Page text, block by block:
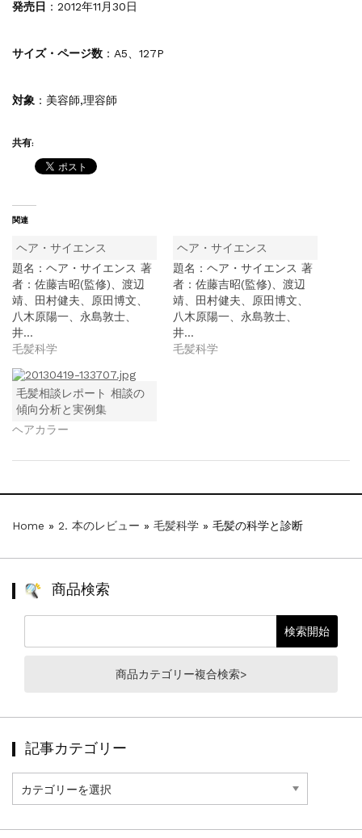
発売日 ：2012年11月30日
サイズ・ページ数：A5、127P
対象 ：美容師,理容師
共有:
関連
ヘア・サイエンス
題名：ヘア・サイエンス 著
者：佐藤吉昭(監修)、渡辺
靖、田村健夫、原田博文、
八木原陽一、永島敦士、
井…
毛髪科学
ヘア・サイエンス
題名：ヘア・サイエンス 著
者：佐藤吉昭(監修)、渡辺
靖、田村健夫、原田博文、
八木原陽一、永島敦士、
井…
毛髪科学
毛髪相談レポート 相談の
傾向分析と実例集
ヘアカラー
Home » 2. 本のレビュー » 毛髪科学 » 毛髪の科学と診断
商品検索
商品カテゴリー複合検索>
記事カテゴリー
事
カ